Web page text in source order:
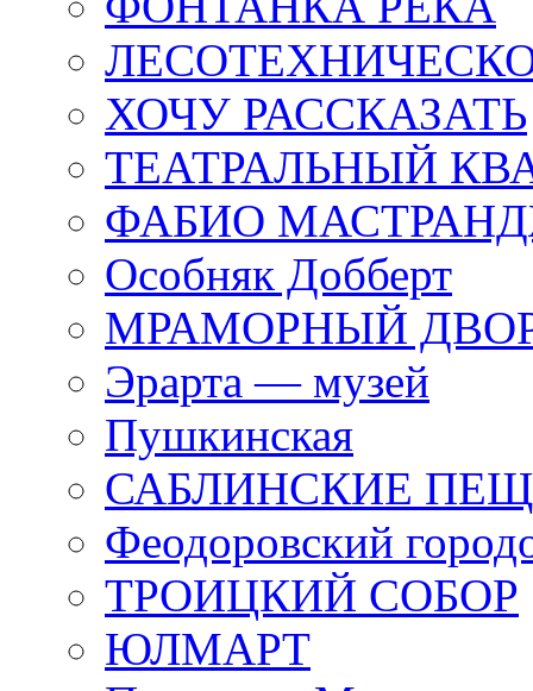
ХОЧУ РАССКАЗАТЬ
ТЕАТРАЛЬНЫЙ
ФАБИО
Особняк Добберт
МРАМОРНЫЙ
Эрарта — музей
Пушкинская
САБЛИНСКИЕ
Феодоровский
ТРОИЦКИЙ СОБОР
ЮЛМАРТ